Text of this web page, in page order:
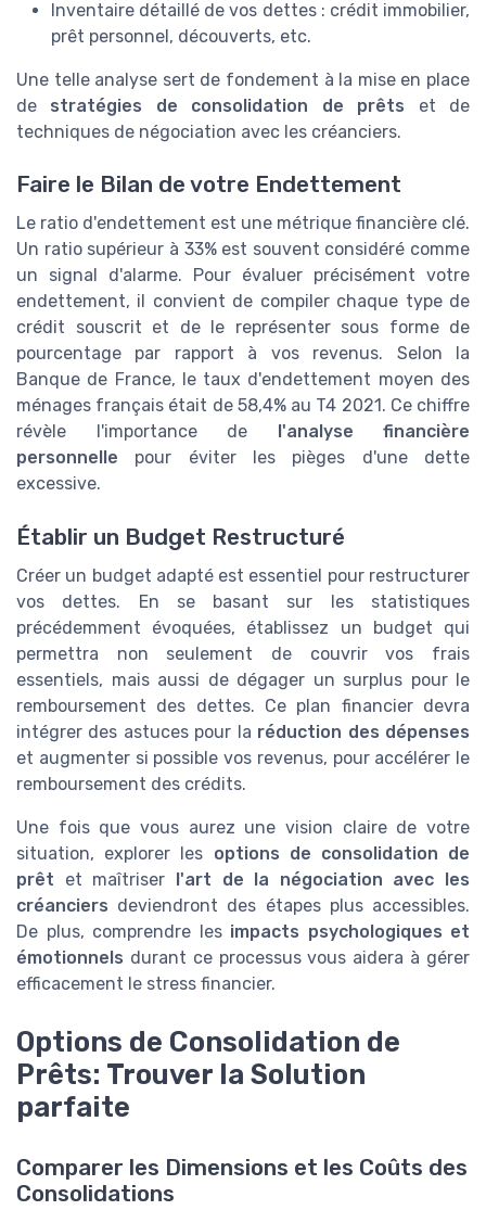
Inventaire détaillé de vos dettes : crédit immobilier,
prêt personnel, découverts, etc.
Une telle analyse sert de fondement à la mise en place
de stratégies de consolidation de prêts et de
techniques de négociation avec les créanciers.
Faire le Bilan de votre Endettement
Le ratio d'endettement est une métrique financière clé.
Un ratio supérieur à 33% est souvent considéré comme
un signal d'alarme. Pour évaluer précisément votre
endettement, il convient de compiler chaque type de
crédit souscrit et de le représenter sous forme de
pourcentage par rapport à vos revenus. Selon la
Banque de France, le taux d'endettement moyen des
ménages français était de 58,4% au T4 2021. Ce chiffre
révèle l'importance de
l'analyse financière
personnelle pour éviter les pièges d'une dette
excessive.
Établir un Budget Restructuré
Créer un budget adapté est essentiel pour restructurer
vos dettes. En se basant sur les statistiques
précédemment évoquées, établissez un budget qui
permettra non seulement de couvrir vos frais
essentiels, mais aussi de dégager un surplus pour le
remboursement des dettes. Ce plan financier devra
intégrer des astuces pour la réduction des dépenses
et augmenter si possible vos revenus, pour accélérer le
remboursement des crédits.
Une fois que vous aurez une vision claire de votre
situation, explorer les options de consolidation de
prêt et maîtriser l'art de la négociation avec les
créanciers deviendront des étapes plus accessibles.
De plus, comprendre les impacts psychologiques et
émotionnels durant ce processus vous aidera à gérer
efficacement le stress financier.
Options de Consolidation de
Prêts: Trouver la Solution
parfaite
Comparer les Dimensions et les Coûts des
Consolidations